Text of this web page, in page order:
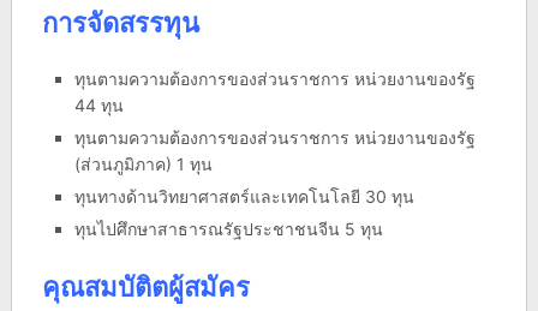
การจัดสรรทุน
ทุนตามความต้องการของส่วนราชการ หน่วยงานของรัฐ
44 ทุน
ทุนตามความต้องการของส่วนราชการ หน่วยงานของรัฐ
(ส่วนภูมิภาค) 1 ทุน
ทุนทางด้านวิทยาศาสตร์และเทคโนโลยี 30 ทุน
ทุนไปศึกษาสาธารณรัฐประชาชนจีน 5 ทุน
คุณสมบัติตผู้สมัคร